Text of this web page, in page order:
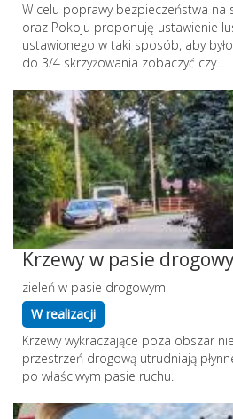
W celu poprawy bezpieczeństwa na
oraz Pokoju proponuję ustawienie
ustawionego w taki sposób, aby
do 3/4 skrzyżowania zobaczyć czy...
Krzewy w pasie
zieleń w pasie drogowym
W realizacji
Krzewy wykraczające poza obszar
przestrzeń drogową utrudniają
po właściwym pasie ruchu.